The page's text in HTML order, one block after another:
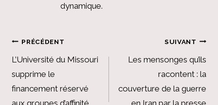
dynamique.
Navigation
de
l’article
PRÉCÉDENT
L’Université du Missouri
supprime le
financement réservé
aux groupes d’affinité
SUIVANT
Les mensonges qu’ils
racontent : la
couverture de la guerre
en Iran par la presse